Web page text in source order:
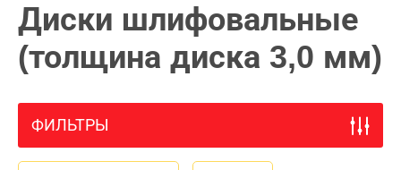
Диски шлифовальные
(толщина диска 3,0 мм)
ФИЛЬТРЫ